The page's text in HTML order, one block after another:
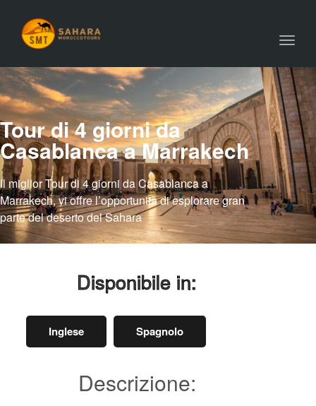
Tour di 4 giorni da
Casablanca a Marrakech
Il miglior Tour di 4 giorni da Casablanca a
Marrakech, vi offre l’opportunità di esplorare gran
parte del deserto del Sahara
Disponibile in:
Inglese Spagnolo
Descrizione: